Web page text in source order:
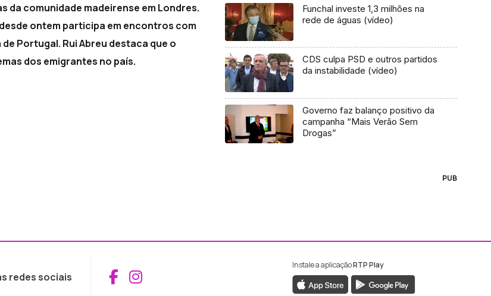
da comunidade madeirense em Londres.
ontem participa em encontros com
Portugal. Rui Abreu destaca que o
dos emigrantes no país.
Funchal investe 1,3 milhões na
rede de águas (vídeo)
CDS culpa PSD e outros partidos
da instabilidade (vídeo)
Governo faz balanço positivo da
campanha “Mais Verão Sem
Drogas”
PUB
redes sociais Aceder ao Facebook da RTP Madeira
Aceder ao Instagram da RTP Madeira
Instale a aplicaçãoRTP Play